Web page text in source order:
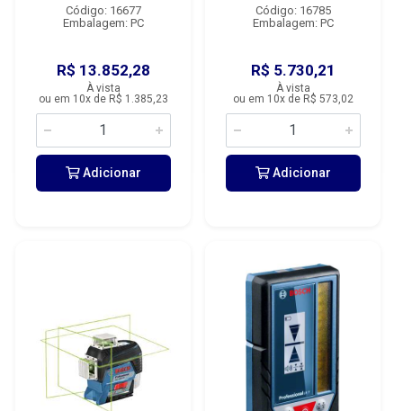
Código: 16677
Embalagem: PC
R$ 13.852,28
À vista
ou em 10x de R$ 1.385,23
Adicionar
Código: 16785
Embalagem: PC
R$ 5.730,21
À vista
ou em 10x de R$ 573,02
Adicionar